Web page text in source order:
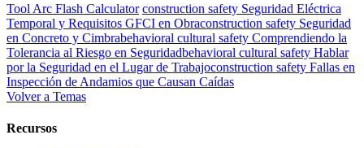
Tool Arc Flash Calculator construction safety Seguridad Eléctrica
Temporal y Requisitos GFCI en Obraconstruction safety Seguridad
en Concreto y Cimbrabehavioral cultural safety Comprendiendo la
Tolerancia al Riesgo en Seguridadbehavioral cultural safety Hablar
por la Seguridad en el Lugar de Trabajoconstruction safety Fallas en
Inspección de Andamios que Causan Caídas
Volver a Temas
Recursos